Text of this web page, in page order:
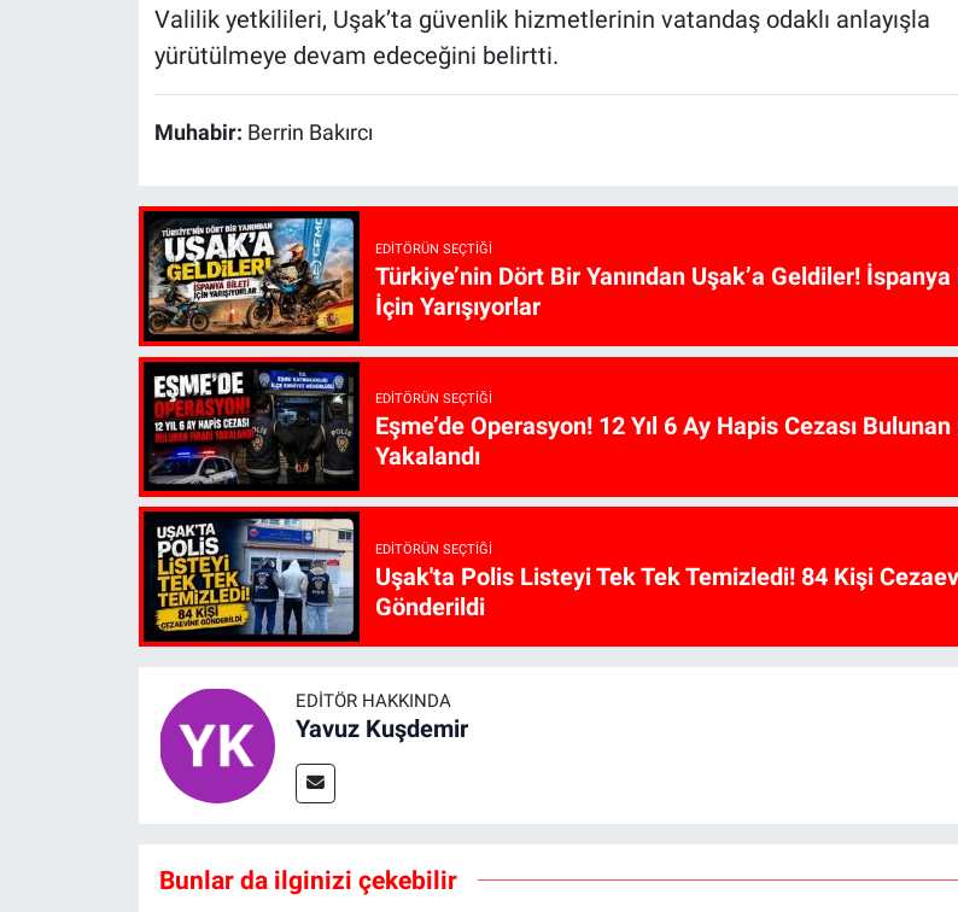
Valilik yetkilileri, Uşak’ta güvenlik hizmetlerinin vatandaş odaklı anlayışla
yürütülmeye devam edeceğini belirtti.
Muhabir: Berrin Bakırcı
EDITÖRÜN SEÇTIĞI
Türkiye’nin Dört Bir Yanından Uşak’a Geldiler!
İçin Yarışıyorlar
EDITÖRÜN SEÇTIĞI
Eşme’de Operasyon! 12 Yıl 6 Ay Hapis Cezası
Yakalandı
EDITÖRÜN SEÇTIĞI
Uşak'ta Polis Listeyi Tek Tek Temizledi! 84 Kişi
Gönderildi
EDITÖR HAKKINDA
Yavuz Kuşdemir
Bunlar da ilginizi çekebilir